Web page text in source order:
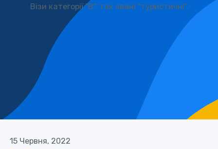
Візи категорії “В”, так звані “туристичні”.
15 Червня, 2022